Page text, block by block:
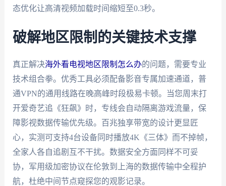
态优化让高清视频加载时间缩短至0.3秒。
破解地区限制的关键技术支撑
真正解决海外看电视地区限制怎么办的问题，需要专业
技术组合拳。优秀工具必须配备影音专属加速通道，普
通VPN的通用线路在晚高峰时段极易卡顿。当您周末打
开爱奇艺追《狂飙》时，专线会自动隔离游戏流量，保
障影视数据传输优先级。百兆独享带宽的设计更显匠
心，实测可支持4台设备同时播放4K《三体》而不掉帧，
全家人各自追剧互不干扰。数据安全方面同样不可妥
协，军用级加密协议在伦敦到上海的数据传输中全程护
航，杜绝中间节点窥探您的观影记录。